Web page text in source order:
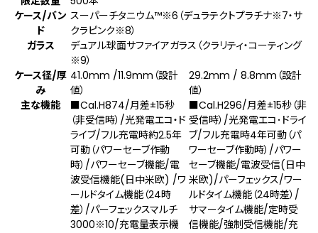
ケース/バン
ド
スーパーチタニウム™※6 （デュラテクトプラチナ※7・サ
クラピンク※8）
ガラス
デュアル球面サファイアガラス（クラリティ・コーティング
※9）
ケース径/厚
み
41.0mm /11.9mm（設計
値）
29.2mm / 8.8mm（設計
値）
主な機能
■Cal.H874/月差±15秒
（非受信時）/光発電エコ・ド
ライブ/フル充電時約2.5年
可動（パワーセーブ作動
時）/パワーセーブ機能/電
波受信機能(⽇中⽶欧) /ワ
ールドタイム機能（24時
差）/パーフェックスマルチ
3000※10/充電量表示機
■Cal.H296/月差±15秒（非
受信時）/光発電エコ･ドライ
ブ/フル充電時4年可動（パ
ワーセーブ作動時）/パワー
セーブ機能/電波受信(日中
米欧)/パーフェックス/ワー
ルドタイム機能（24時差）/
サマータイム機能/定時受
信機能/強制受信機能/充